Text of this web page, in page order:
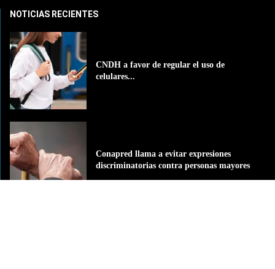
NOTICIAS RECIENTES
CNDH a favor de regular el uso de
celulares...
Conapred llama a evitar expresiones
discriminatorias contra personas mayores